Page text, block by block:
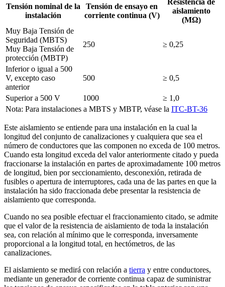
Tensión nominal de la
instalación
Tensión de ensayo en
corriente continua (V)
Resistencia de
aislamiento
(MΩ)
Muy Baja Tensión de
Seguridad (MBTS)
Muy Baja Tensión de
protección (MBTP)
250 ≥ 0,25
Inferior o igual a 500
V, excepto caso
anterior
500 ≥ 0,5
Superior a 500 V 1000
≥ 1,0
Nota: Para instalaciones a MBTS y MBTP, véase la ITC-BT-36
Este aislamiento se entiende para una instalación en la cual la
longitud del conjunto de canalizaciones y cualquiera que sea el
número de conductores que las componen no exceda de 100 metros.
Cuando esta longitud exceda del valor anteriormente citado y pueda
fraccionarse la instalación en partes de aproximadamente 100 metros
de longitud, bien por seccionamiento, desconexión, retirada de
fusibles o apertura de interruptores, cada una de las partes en que la
instalación ha sido fraccionada debe presentar la resistencia de
aislamiento que corresponda.
Cuando no sea posible efectuar el fraccionamiento citado, se admite
que el valor de la resistencia de aislamiento de toda la instalación
sea, con relación al mínimo que le corresponda, inversamente
proporcional a la longitud total, en hectómetros, de las
canalizaciones.
El aislamiento se medirá con relación a tierra y entre conductores,
mediante un generador de corriente continua capaz de suministrar